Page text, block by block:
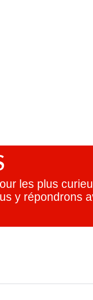
les plus
y répondrons